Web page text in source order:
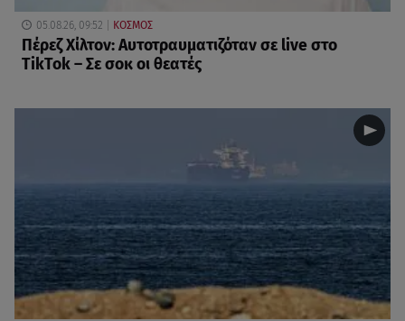
05.08.26, 09:52 ΚΟΣΜΟΣ
Πέρεζ Χίλτον: Αυτοτραυματιζόταν σε live στο
TikTok – Σε σοκ οι θεατές